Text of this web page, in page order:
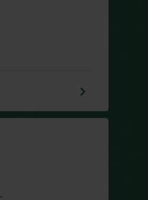
keyboard_arrow_right